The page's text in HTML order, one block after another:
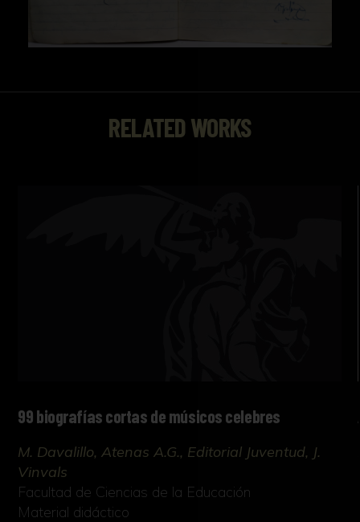
RELATED WORKS
99 biografías cortas de músicos celebres
M. Davalillo, Atenas A.G., Editorial Juventud, J.
Vinvals
Facultad de Ciencias de la Educación
Material didáctico